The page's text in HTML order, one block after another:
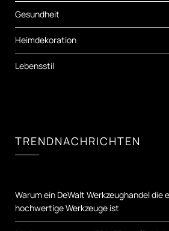
Gesundheit
Heimdekoration
Lebensstil
TRENDNACHRICHTEN
Warum ein DeWalt Werkzeughandel
hochwertige Werkzeuge ist